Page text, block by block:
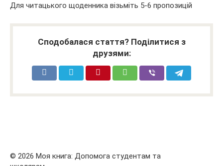
Для читацького щоденника візьміть 5-6 пропозицій
Сподобалася стаття? Поділитися з
друзями:
© 2026 Моя книга: Допомога студентам та